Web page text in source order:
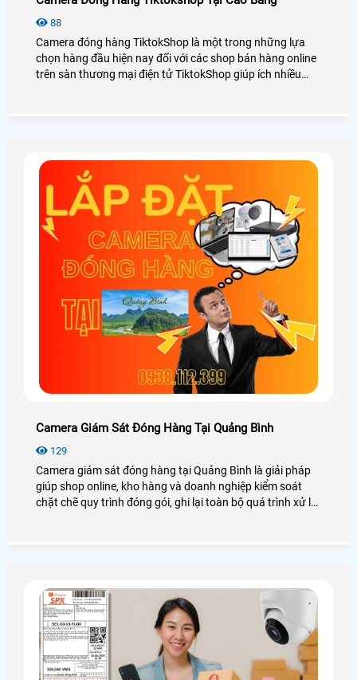
88
Camera đóng hàng TiktokShop là một trong những lựa
chọn hàng đầu hiện nay đối với các shop bán hàng online
trên sàn thương mại điện tử TiktokShop giúp ích nhiều
Camera Giám Sát Đóng Hàng Tại Quảng Bình
129
Camera giám sát đóng hàng tại Quảng Bình là giải pháp
giúp shop online, kho hàng và doanh nghiệp kiểm soát
chặt chẽ quy trình đóng gói, ghi lại toàn bộ quá trình xử lý